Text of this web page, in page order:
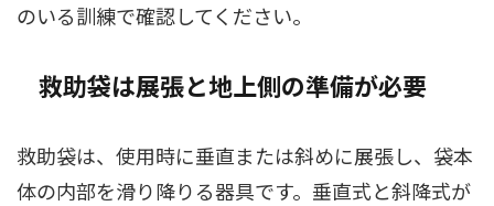
のいる訓練で確認してください。
救助袋は展張と地上側の準備が必要
救助袋は、使用時に垂直または斜めに展張し、袋本
体の内部を滑り降りる器具です。垂直式と斜降式が